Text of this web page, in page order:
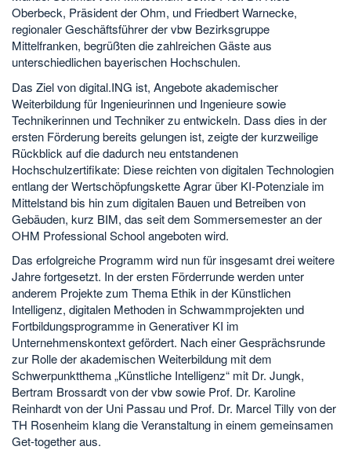
Oberbeck, Präsident der Ohm, und Friedbert Warnecke,
regionaler Geschäftsführer der vbw Bezirksgruppe
Mittelfranken, begrüßten die zahlreichen Gäste aus
unterschiedlichen bayerischen Hochschulen.
Das Ziel von digital.ING ist, Angebote akademischer
Weiterbildung für Ingenieurinnen und Ingenieure sowie
Technikerinnen und Techniker zu entwickeln. Dass dies in der
ersten Förderung bereits gelungen ist, zeigte der kurzweilige
Rückblick auf die dadurch neu entstandenen
Hochschulzertifikate: Diese reichten von digitalen Technologien
entlang der Wertschöpfungskette Agrar über KI-Potenziale im
Mittelstand bis hin zum digitalen Bauen und Betreiben von
Gebäuden, kurz BIM, das seit dem Sommersemester an der
OHM Professional School angeboten wird.
Das erfolgreiche Programm wird nun für insgesamt drei weitere
Jahre fortgesetzt. In der ersten Förderrunde werden unter
anderem Projekte zum Thema Ethik in der Künstlichen
Intelligenz, digitalen Methoden in Schwammprojekten und
Fortbildungsprogramme in Generativer KI im
Unternehmenskontext gefördert. Nach einer Gesprächsrunde
zur Rolle der akademischen Weiterbildung mit dem
Schwerpunktthema „Künstliche Intelligenz“ mit Dr. Jungk,
Bertram Brossardt von der vbw sowie Prof. Dr. Karoline
Reinhardt von der Uni Passau und Prof. Dr. Marcel Tilly von der
TH Rosenheim klang die Veranstaltung in einem gemeinsamen
Get-together aus.